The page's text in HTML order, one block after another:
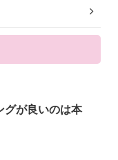
グが良いのは本